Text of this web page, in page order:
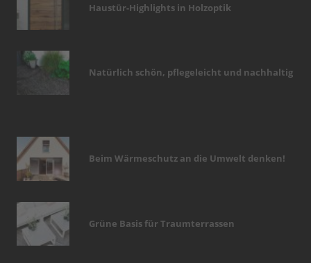
Haustür-Highlights in Holzoptik
Natürlich schön, pflegeleicht und nachhaltig
Beim Wärmeschutz an die Umwelt denken!
Grüne Basis für Traumterrassen